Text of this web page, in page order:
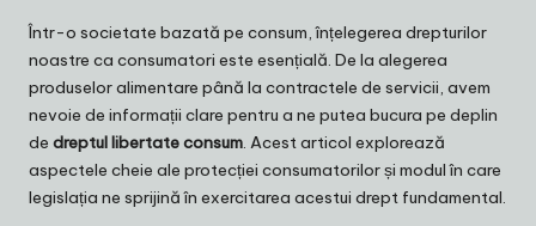
Într-o societate bazată pe consum, înțelegerea drepturilor
noastre ca consumatori este esențială. De la alegerea
produselor alimentare până la contractele de servicii, avem
nevoie de informații clare pentru a ne putea bucura pe deplin
de dreptul libertate consum. Acest articol explorează
aspectele cheie ale protecției consumatorilor și modul în care
legislația ne sprijină în exercitarea acestui drept fundamental.